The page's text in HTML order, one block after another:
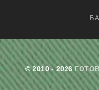
© 2010 - 2026